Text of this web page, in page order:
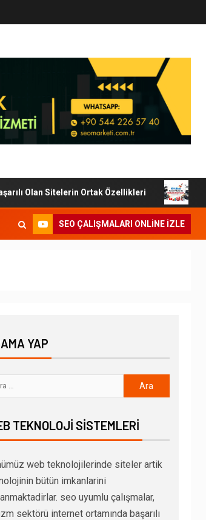
Olan Sitelerin Ortak Özellikleri Dijital
SEO ÇALIŞMALARI ONLINE IZLE
YAP
TEKNOLOJI SISTEMLERI
web teknolojilerinde siteler artik
bütün imkanlarini
seo uyumlu çalışmalar,
sektörü internet ortamında başarılı